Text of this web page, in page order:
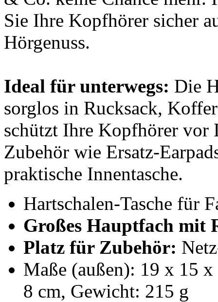
Sie Ihre Kopfhörer sicher
Hörgenuss.
Ideal für unterwegs: Die
sorglos in Rucksack,
schützt Ihre Kopfhörer vor
Zubehör wie Ersatz-
praktische Innentasche.
Hartschalen-Tasche für
Großes Hauptfach mit
Platz für Zubehör:
Maße (außen): 19 x 15
8 cm, Gewicht: 215 g